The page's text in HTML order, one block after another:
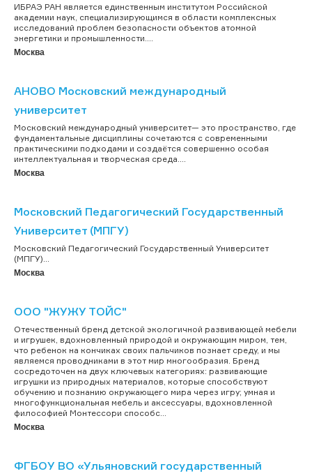
ИБРАЭ РАН является единственным институтом Российской
академии наук, специализирующимся в области комплексных
исследований проблем безопасности объектов атомной
энергетики и промышленности....
Москва
АНОВО Московский международный
университет
Московский международный университет— это пространство, где
фундаментальные дисциплины сочетаются с современными
практическими подходами и создаётся совершенно особая
интеллектуальная и творческая среда....
Москва
Московский Педагогический Государственный
Университет (МПГУ)
Московский Педагогический Государственный Университет
(МПГУ)...
Москва
ООО "ЖУЖУ ТОЙС"
Отечественный бренд детской экологичной развивающей мебели
и игрушек, вдохновленный природой и окружающим миром, тем,
что ребенок на кончиках своих пальчиков познает среду, и мы
являемся проводниками в этот мир многообразия. Бренд
сосредоточен на двух ключевых категориях: развивающие
игрушки из природных материалов, которые способствуют
обучению и познанию окружающего мира через игру; умная и
многофункциональная мебель и аксессуары, вдохновленной
философией Монтессори способс...
Москва
ФГБОУ ВО «Ульяновский государственный